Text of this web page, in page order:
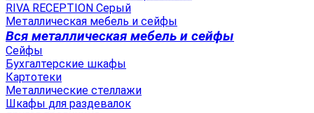
RIVA RECEPTION Серый
Металлическая мебель и сейфы
Вся металлическая мебель и сейфы
Сейфы
Бухгалтерские шкафы
Картотеки
Металлические стеллажи
Шкафы для раздевалок